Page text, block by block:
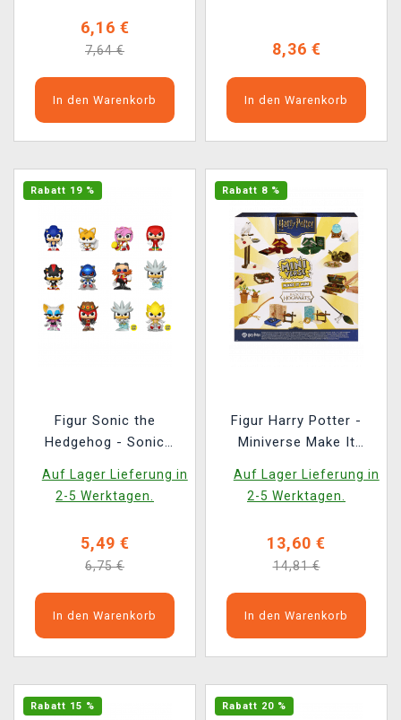
6,16 €
7,64 €
In den Warenkorb
8,36 €
In den Warenkorb
Rabatt 19 %
Figur Sonic the
Hedgehog - Sonic
(Funko)
Auf Lager Lieferung in
2-5 Werktagen.
5,49 €
6,75 €
In den Warenkorb
Rabatt 8 %
Figur Harry Potter -
Miniverse Make It
Auf Lager Lieferung in
2-5 Werktagen.
13,60 €
14,81 €
In den Warenkorb
Rabatt 15 % Rabatt 20 %